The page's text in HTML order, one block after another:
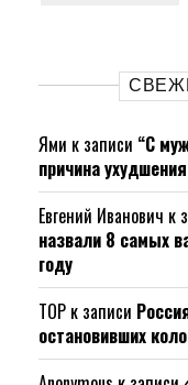
Ями к записи “С
причина
Евгений Иванович к
назвали 8 самых
году
ТОР к записи
остановивших